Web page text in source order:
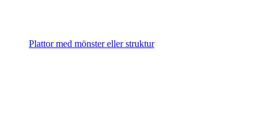
Plattor med mönster eller struktur